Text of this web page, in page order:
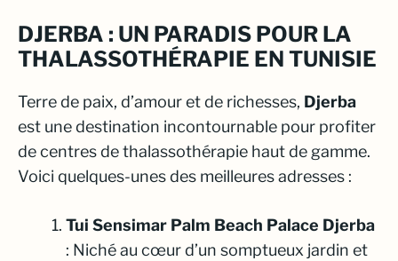
DJERBA : UN PARADIS POUR LA
THALASSOTHÉRAPIE EN TUNISIE
Terre de paix, d’amour et de richesses, Djerba
est une destination incontournable pour profiter
de centres de thalassothérapie haut de gamme.
Voici quelques-unes des meilleures adresses :
Tui Sensimar Palm Beach Palace Djerba
: Niché au cœur d’un somptueux jardin et